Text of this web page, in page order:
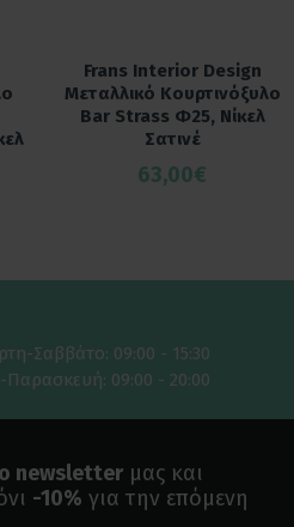
Frans Interior Design
Μεταλλικό Κουρτινόξυλο
Bar Strass Φ25, Νίκελ
Σατινέ
63,00€
Σαββάτο: 09:00 - 15:30
Παρασκευή: 09:00 - 20:00
newsletterμας και
-10% για την επόμενη